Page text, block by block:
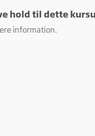
hold til dette
information.